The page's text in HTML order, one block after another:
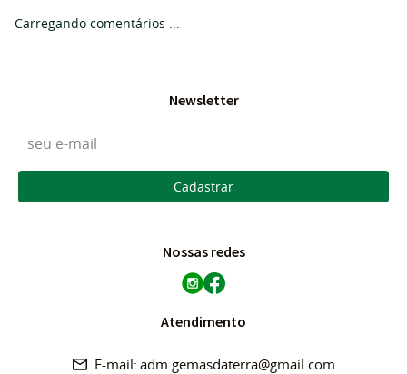
Carregando comentários ...
Newsletter
Cadastrar
Nossas redes
Atendimento
adm.gemasdaterra@gmail.com